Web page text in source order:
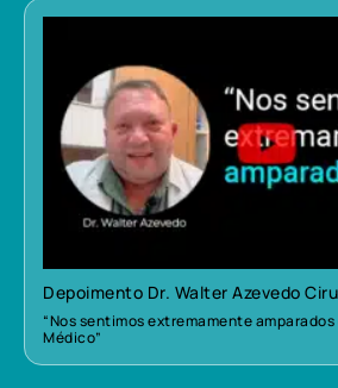
Depoimento Dr. Walter Azevedo
“Nos sentimos extremamente
Médico”